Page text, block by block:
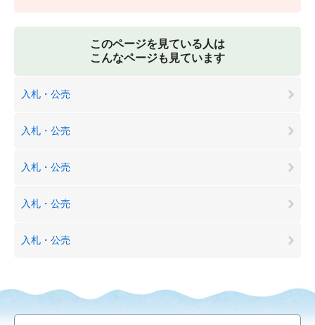
このページを見ている人は
こんなページも見ています
入札・公売
入札・公売
入札・公売
入札・公売
入札・公売